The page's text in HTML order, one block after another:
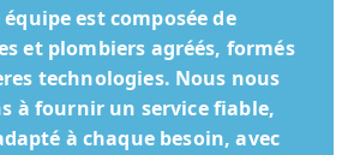
est composée de
et plombiers agréés, formés
technologies. Nous nous
à fournir un service fiable,
à chaque besoin, avec